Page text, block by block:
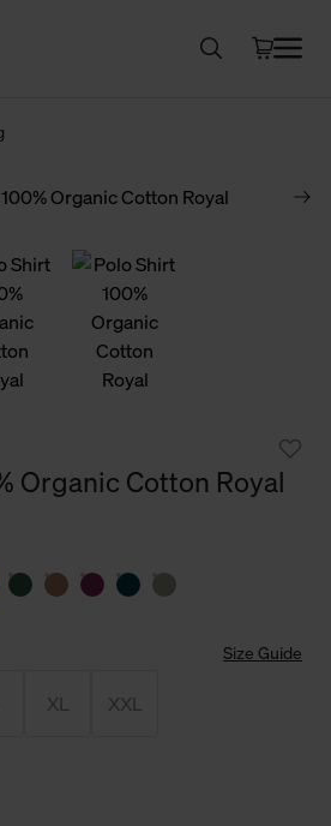
Organic Cotton Royal
Size Guide
XL XXL